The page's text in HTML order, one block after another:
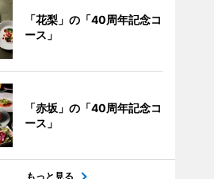
「花梨」の「40周年記念コ
ース」
「赤坂」の「40周年記念コ
ース」
もっと見る